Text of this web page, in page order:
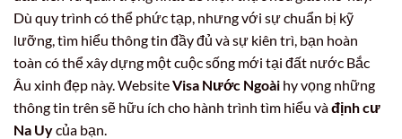
Dù quy trình có thể phức tạp, nhưng với sự chuẩn bị kỹ
lưỡng, tìm hiểu thông tin đầy đủ và sự kiên trì, bạn hoàn
toàn có thể xây dựng một cuộc sống mới tại đất nước Bắc
Âu xinh đẹp này. WebsiteVisa Nước Ngoài hy vọng những
thông tin trên sẽ hữu ích cho hành trình tìm hiểu vàđịnh cư
Na Uycủa bạn.